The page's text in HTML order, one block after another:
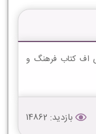
اف کتاب فرهنگ و
بازدید: 14862